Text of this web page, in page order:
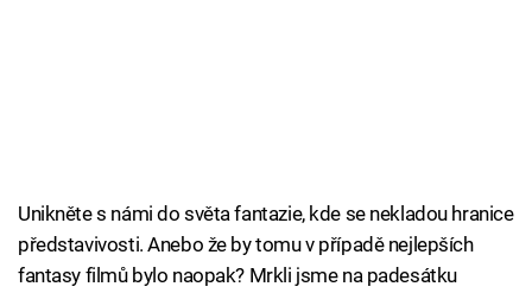
Unikněte s námi do světa fantazie, kde se nekladou hranice
představivosti. Anebo že by tomu v případě nejlepších
fantasy filmů bylo naopak? Mrkli jsme na padesátku